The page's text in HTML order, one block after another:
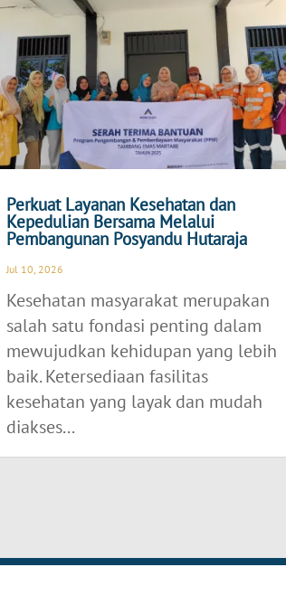
Perkuat Layanan Kesehatan dan
Kepedulian Bersama Melalui
Pembangunan Posyandu Hutaraja
Jul 10, 2026
Kesehatan masyarakat merupakan
salah satu fondasi penting dalam
mewujudkan kehidupan yang lebih
baik. Ketersediaan fasilitas
kesehatan yang layak dan mudah
diakses...